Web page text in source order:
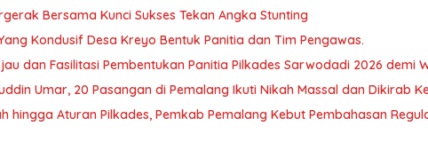
Bersama Kunci Sukses Tekan Angka Stunting
Kondusif Desa Kreyo Bentuk Panitia dan Tim Pengawas.
dan Fasilitasi Pembentukan Panitia Pilkades Sarwodadi 2026 demi
Umar, 20 Pasangan di Pemalang Ikuti Nikah Massal dan Dikirab
hingga Aturan Pilkades, Pemkab Pemalang Kebut Pembahasan